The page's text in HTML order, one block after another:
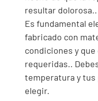
resultar dolorosa..
Es fundamental
fabricado con
condiciones y
requeridas..
temperatura y tus
elegir.